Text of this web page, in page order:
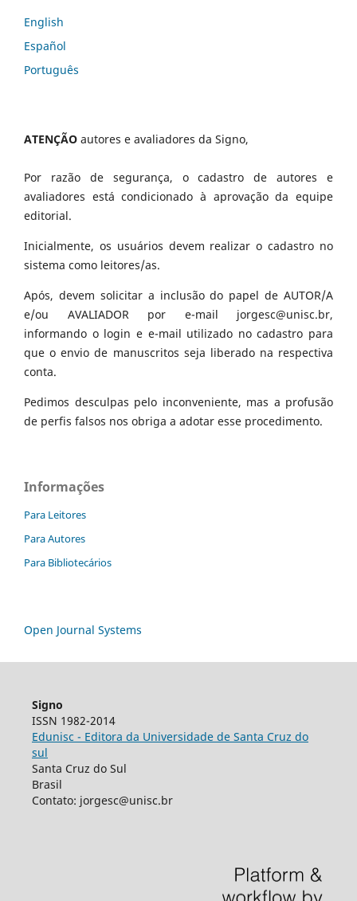
English
Español
Português
ATENÇÃO autores e avaliadores da Signo,
Por razão de segurança, o cadastro de autores e
avaliadores está condicionado à aprovação da equipe
editorial.
Inicialmente, os usuários devem realizar o cadastro no
sistema como leitores/as.
Após, devem solicitar a inclusão do papel de AUTOR/A
e/ou AVALIADOR por e-mail jorgesc@unisc.br,
informando o login e e-mail utilizado no cadastro para
que o envio de manuscritos seja liberado na respectiva
conta.
Pedimos desculpas pelo inconveniente, mas a profusão
de perfis falsos nos obriga a adotar esse procedimento.
Informações
Para Leitores
Para Autores
Para Bibliotecários
Open Journal Systems
Signo
ISSN 1982-2014
Edunisc - Editora da Universidade de Santa Cruz do
sul
Santa Cruz do Sul
Brasil
Contato: jorgesc@unisc.br